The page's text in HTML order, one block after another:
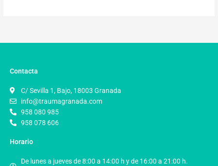
Contacta
C/ Sevilla 1, Bajo, 18003 Granada
info@traumagranada.com
958 080 985
958 078 606
Horario
De lunes a jueves de 8:00 a 14:00 h y de 16:00 a 21:00 h.